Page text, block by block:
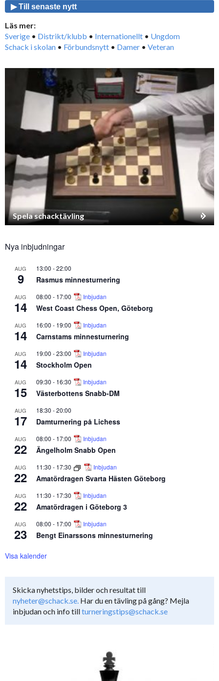
▶ Till senaste nytt
Läs mer:
Sverige • Distrikt/klubb • Internationellt • Ungdom
Schack i skolan • Förbundsnytt • Damer • Veteran
Spela schacktävling
Nya inbjudningar
AUG
9
13:00 -22:00
Rasmus minnesturnering
AUG
14
08:00 - 17:00 Inbjudan
West Coast Chess Open, Göteborg
AUG
14
16:00 - 19:00 Inbjudan
Carnstams minnesturnering
AUG
14
19:00 -23:00 Inbjudan
Stockholm Open
AUG
15
09:30 - 16:30 Inbjudan
Västerbottens Snabb-DM
AUG
17
18:30 -20:00
Damturnering på Lichess
AUG
22
08:00 - 17:00 Inbjudan
Ängelholm Snabb Open
AUG
22
11:30 - 17:30 Inbjudan
Amatördragen Svarta Hästen Göteborg
AUG
22
11:30 - 17:30 Inbjudan
Amatördragen i Göteborg 3
AUG
23
08:00 - 17:00 Inbjudan
Bengt Einarssons minnesturnering
Visa kalender
Skicka nyhetstips, bilder och resultat till
nyheter@schack.se. Har du en tävling på gång? Mejla
inbjudan och info tillturneringstips@schack.se